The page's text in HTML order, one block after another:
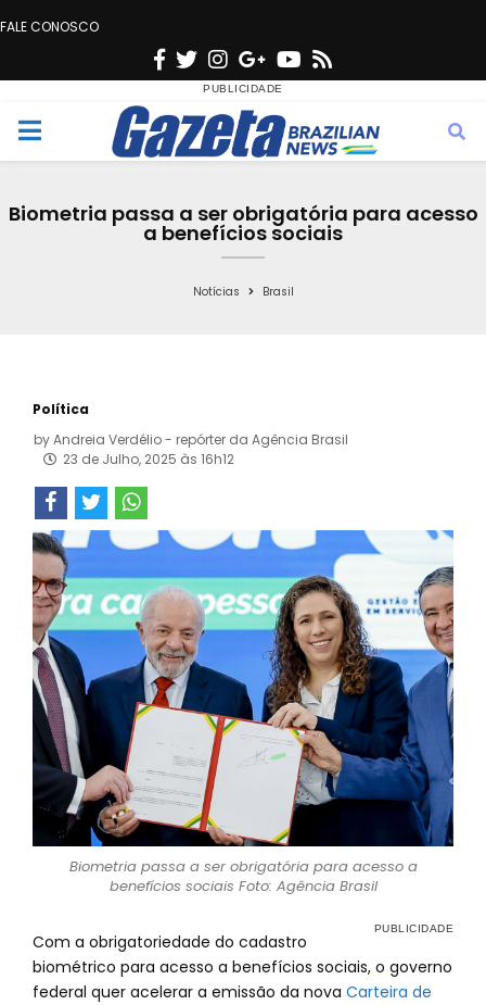
FALE CONOSCO
F
c
e
o
T
w
i
t
e
n
s
t
g
r
a
G
o
o
g
e
Y
u
t
b
s
M
Biometria passa a ser obrigatória para acesso
a benefícios sociais
Notícias Brasil
Política
byAndreia Verdélio - repórter da Agência Brasil
23 de Julho, 2025 às 16h12
Biometria passa a ser obrigatória para acesso a
benefícios sociais Foto: Agência Brasil
Com a obrigatoriedade do cadastro
biométrico para acesso a benefícios sociais, o governo
federal quer acelerar a emissão da nova Carteira de